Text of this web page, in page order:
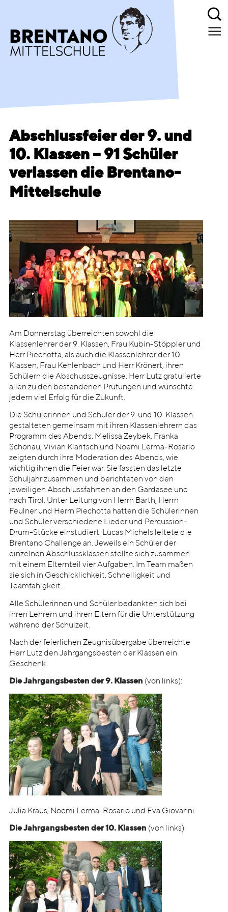
Abschlussfeier der 9. und
10. Klassen – 91 Schüler
verlassen die Brentano-
Mittelschule
Am Donnerstag überreichten sowohl die
Klassenlehrer der 9. Klassen, Frau Kubin-Stöppler und
Herr Piechotta, als auch die Klassenlehrer der 10.
Klassen, Frau Kehlenbach und Herr Krönert, ihren
Schülern die Abschusszeugnisse. Herr Lutz gratulierte
allen zu den bestandenen Prüfungen und wünschte
jedem viel Erfolg für die Zukunft.
Die Schülerinnen und Schüler der 9. und 10. Klassen
gestalteten gemeinsam mit ihren Klassenlehrern das
Programm des Abends. Melissa Zeybek, Franka
Schönau, Vivian Klaritsch und Noemi Lerma-Rosario
zeigten durch ihre Moderation des Abends, wie
wichtig ihnen die Feier war. Sie fassten das letzte
Schuljahr zusammen und berichteten von den
jeweiligen Abschlussfahrten an den Gardasee und
nach Tirol. Unter Leitung von Herrn Barth, Herrn
Feulner und Herrn Piechotta hatten die Schülerinnen
und Schüler verschiedene Lieder und Percussion-
Drum-Stücke einstudiert. Lucas Michels leitete die
Brentano Challenge an. Jeweils ein Schüler der
einzelnen Abschlussklassen stellte sich zusammen
mit einem Elternteil vier Aufgaben. Im Team maßen
sie sich in Geschicklichkeit, Schnelligkeit und
Teamfähigkeit.
Alle Schülerinnen und Schüler bedankten sich bei
ihren Lehrern und ihren Eltern für die Unterstützung
während der Schulzeit.
Nach der feierlichen Zeugnisübergabe überreichte
Herr Lutz den Jahrgangsbesten der Klassen ein
Geschenk.
Die Jahrgangsbesten der 9. Klassen (von links):
Julia Kraus, Noemi Lerma-Rosario und Eva Giovanni
Die Jahrgangsbesten der 10. Klassen (von links):